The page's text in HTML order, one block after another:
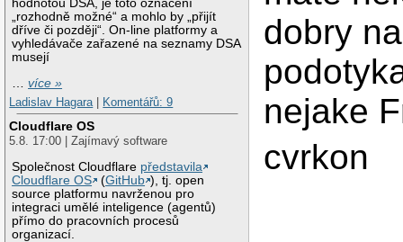
hodnotou DSA, je toto označení
„rozhodně možné“ a mohlo by „přijít
dříve či později“. On-line platformy a
vyhledávače zařazené na seznamy DSA
musejí
…více »
Ladislav Hagara| Komentářů: 9
Cloudflare OS
5.8. 17:00 | Zajímavý software
Společnost Cloudflare představila
Cloudflare OS
(GitHub ), tj. open
source platformu navrženou pro
integraci umělé inteligence (agentů)
přímo do pracovních procesů
organizací.
dobry
nejake
cvrkon